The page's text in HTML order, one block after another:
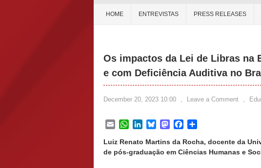
HOME ENTREVISTAS PRESS RELEASES
Os impactos da Lei de Libras na
e com Deficiência Auditiva no
December 20, 2023 10:00 , Leave a Comment ,
EmailWhatsApp
LinkedInBlueskyMastodonFacebook
Luiz Renato Martins da Rocha, docente da
de pós-graduação em Ciências Humanas e